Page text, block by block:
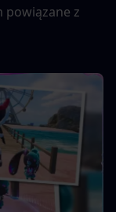
powiązane z